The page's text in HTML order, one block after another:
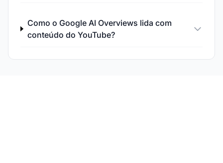
Como o Google AI Overviews lida com
conteúdo do YouTube?